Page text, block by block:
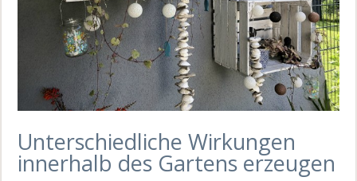
Unterschiedliche Wirkungen
innerhalb des Gartens erzeugen